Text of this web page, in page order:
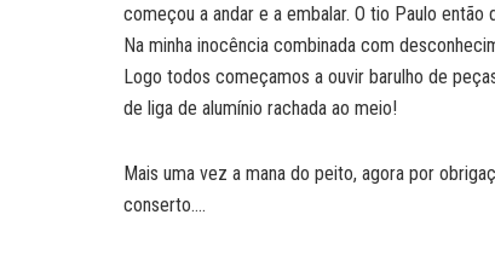
começou a andar e a embalar. O tio Paulo
Na minha inocência combinada com
Logo todos começamos a ouvir barulho de
de liga de alumínio rachada ao meio!
Mais uma vez a mana do peito, agora por
conserto….